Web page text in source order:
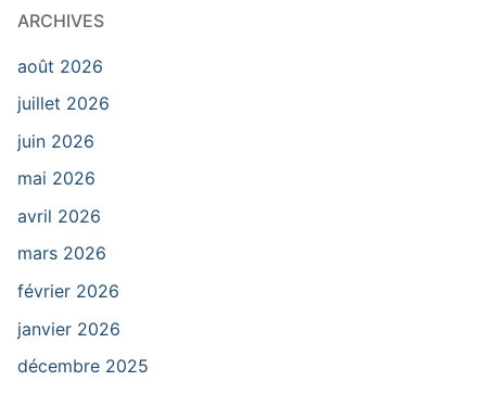
ARCHIVES
août 2026
juillet 2026
juin 2026
mai 2026
avril 2026
mars 2026
février 2026
janvier 2026
décembre 2025